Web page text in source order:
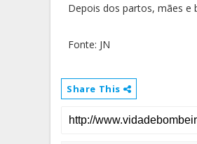
Depois dos partos, mães e
Fonte: JN
Share This